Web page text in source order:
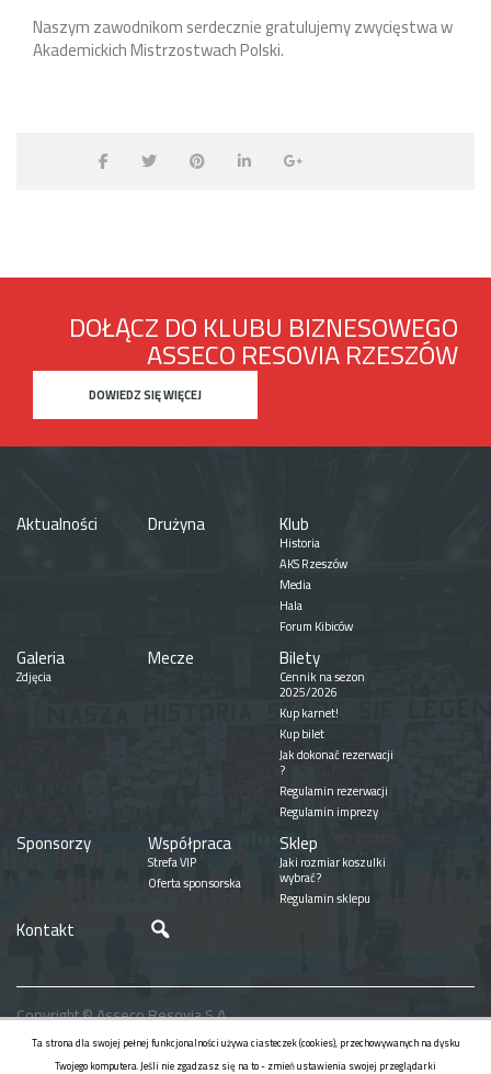
Naszym zawodnikom serdecznie gratulujemy zwycięstwa w
Akademickich Mistrzostwach Polski.
DOŁĄCZ DO KLUBU BIZNESOWEGO
ASSECO RESOVIA RZESZÓW
DOWIEDZ SIĘ WIĘCEJ
Aktualności Drużyna Klub
Historia
AKS Rzeszów
Media
Hala
Forum Kibiców
Galeria
Zdjęcia
Mecze Bilety
Cennik na sezon
2025/2026
Kup karnet!
Kup bilet
Jak dokonać rezerwacji
?
Regulamin rezerwacji
Regulamin imprezy
Sponsorzy Współpraca
Strefa VIP
Oferta sponsorska
Sklep
Jaki rozmiar koszulki
wybrać?
Regulamin sklepu
Kontakt
Copyright © Asseco Resovia S.A.
Realizacja
Ta strona dla swojej pełnej funkcjonalności używa ciasteczek (cookies), przechowywanych na dysku
Twojego komputera. Jeśli nie zgadzasz się na to - zmień ustawienia swojej przeglądarki